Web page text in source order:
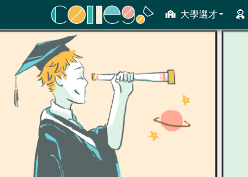
大學選才